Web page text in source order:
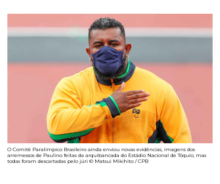
O Comitê Paralímpico Brasileiro ainda enviou novas evidências, imagens dos
arremessos de Paulino feitas da arquibancada do Estádio Nacional de Tóquio, mas
todas foram descartadas pelo júri © Matsui Mikihito / CPB